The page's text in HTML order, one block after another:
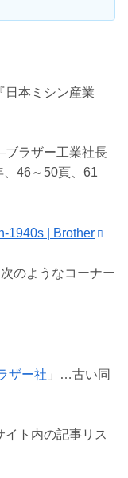
日本ミシン産業
ラザー工業社長
46～50頁、61
1940s | Brother
のようなコーナー
ザー社 」…古い同
ト内の記事リス